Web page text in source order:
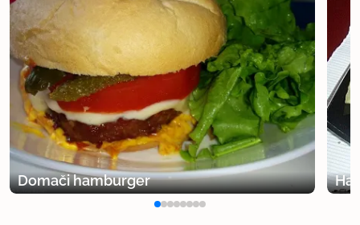
Domači hamburger